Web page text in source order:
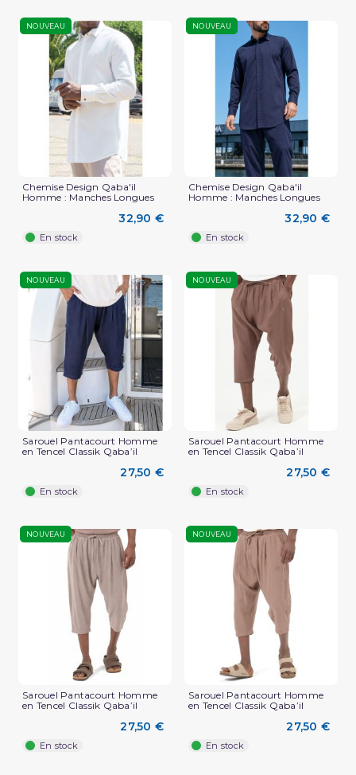
NOUVEAU
Chemise Design Qaba'il
Homme : Manches Longues
32,90 €
En stock
NOUVEAU
Chemise Design Qaba'il
Homme : Manches Longues
32,90 €
En stock
NOUVEAU
Sarouel Pantacourt Homme
en Tencel Classik Qaba’il
27,50 €
En stock
NOUVEAU
Sarouel Pantacourt Homme
en Tencel Classik Qaba’il
27,50 €
En stock
NOUVEAU
Sarouel Pantacourt Homme
en Tencel Classik Qaba’il
27,50 €
En stock
NOUVEAU
Sarouel Pantacourt Homme
en Tencel Classik Qaba’il
27,50 €
En stock